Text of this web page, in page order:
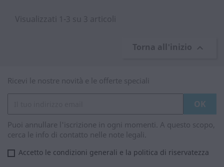
Visualizzati 1-3 su 3 articoli
Torna all'inizio 
Ricevi le nostre novità e le offerte speciali
Puoi annullare l'iscrizione in ogni momenti. A questo scopo,
cerca le info di contatto nelle note legali.
Accetto le condizioni generali e la politica di riservatezza